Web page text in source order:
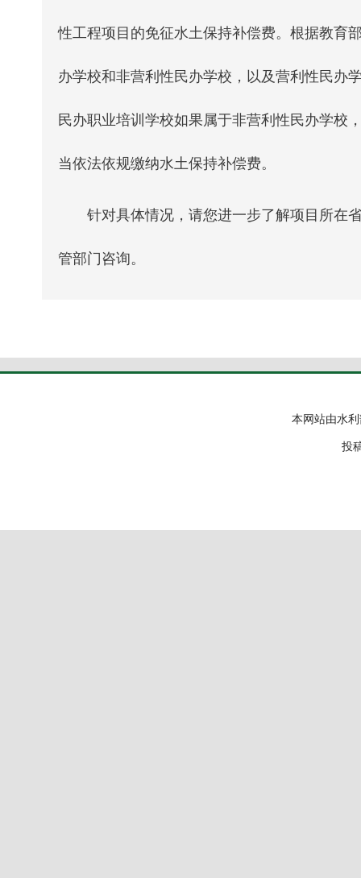
性工程项目的免征水土保持补偿费。根据教育
办学校和非营利性民办学校，以及营利性民办
民办职业培训学校如果属于非营利性民办学校
当依法依规缴纳水土保持补偿费。
针对具体情况，请您进一步了解项目所在
管部门咨询。
本网站由水
投